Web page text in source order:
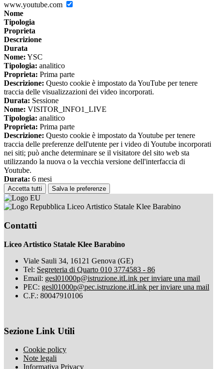
www.youtube.com
Nome
Tipologia
Proprieta
Descrizione
Durata
Nome: YSC
Tipologia: analitico
Proprieta: Prima parte
Descrizione: Questo cookie è impostato da YouTube per tenere
traccia delle visualizzazioni dei video incorporati.
Durata: Sessione
Nome: VISITOR_INFO1_LIVE
Tipologia: analitico
Proprieta: Prima parte
Descrizione: Questo cookie è impostato da Youtube per tenere
traccia delle preferenze dell'utente per i video di Youtube incorporati
nei siti; può anche determinare se il visitatore del sito web sta
utilizzando la nuova o la vecchia versione dell'interfaccia di
Youtube.
Durata: 6 mesi
Accetta tutti Salva le preferenze
Liceo Artistico Statale Klee Barabino
Contatti
Liceo Artistico Statale Klee Barabino
Viale Sauli 34, 16121 Genova (GE)
Tel: Segreteria di Quarto 010 3774583 - 86
Email: gesl01000p@istruzione.itLink per inviare una mail
PEC: gesl01000p@pec.istruzione.itLink per inviare una mail
C.F.: 80047910106
Sezione Link Utili
Cookie policy
Note legali
Informativa Privacy